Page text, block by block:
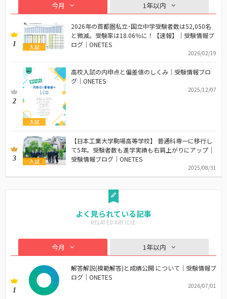
今月 1年以内
1 入試
2026年の首都圏私立･国立中学受験者数は52,050名
と微減。受験率は18.06％に！【速報】｜受験情報ブ
ログ｜ONETES
2026/02/19
2
入試
高校入試の内申点と偏差値のしくみ｜受験情報ブロ
グ｜ONETES
2025/12/07
3 入試
【日本工業大学駒場高等学校】 普通科専一に移行し
て5年。受験者数も進学実績も右肩上がりにアップ｜
受験情報ブログ｜ONETES
2025/08/31
よく見られている記事
今月 1年以内
1
解答解説(模範解答)と成績公開 について｜受験情報ブ
ログ｜ONETES
2026/07/01